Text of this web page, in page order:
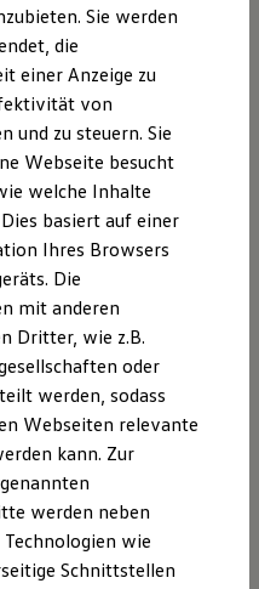
und Updates
Ihrem ID.
Richtlinie
EU Data Act
Vertrag Widerrufen
bis zu 12% Steigung, kann je
Ausstattung abweichen.
sein, das Assistenzsystem zu
seiner Verantwortung
zu fahren.
Fahrzeuge und
Details vom aktuellen
Abgebildet sind
Sie werden
die
einer Anzeige zu
von
und zu steuern. Sie
Webseite besucht
welche Inhalte
basiert auf einer
Ihres Browsers
Die
mit anderen
Dritter, wie z.B.
oder
werden, sodass
Webseiten relevante
kann. Zur
werden neben
wie
Schnittstellen